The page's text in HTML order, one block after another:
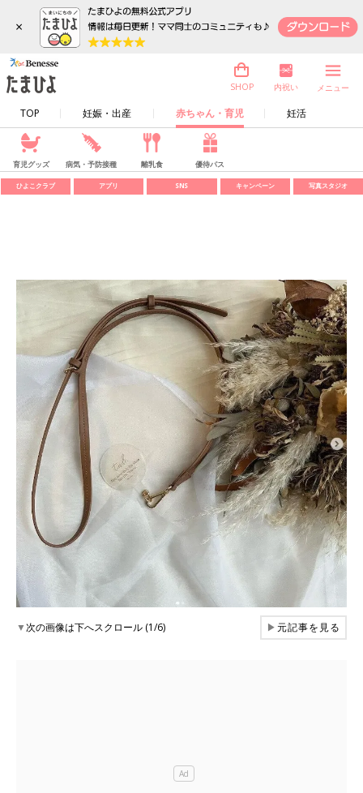
×
TOP 妊娠・出産 赤ちゃん・育児 妊活
SHOP 内祝い メニュー
育児グッズ 病気・予防接種 離乳食 優待パス
ひよこクラブ アプリ SNS キャンペーン 写真スタジオ
▼次の画像は下へスクロール (1/6) ▶元記事を見る